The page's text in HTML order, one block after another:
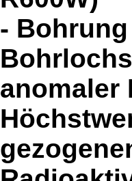
-
anomaler